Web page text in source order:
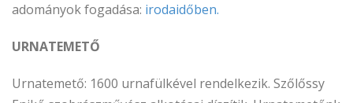
adományok fogadása: irodaidőben.
URNATEMETŐ
Urnatemető: 1600 urnafülkével rendelkezik. Szőlőssy